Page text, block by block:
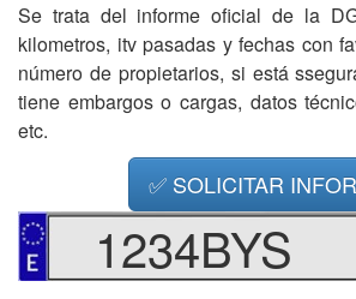
Se trata del informe oficial de la
kilometros, itv pasadas y fechas con
número de propietarios, si está
tiene embargos o cargas, datos
etc.
✅ SOLICITAR
1234BYS